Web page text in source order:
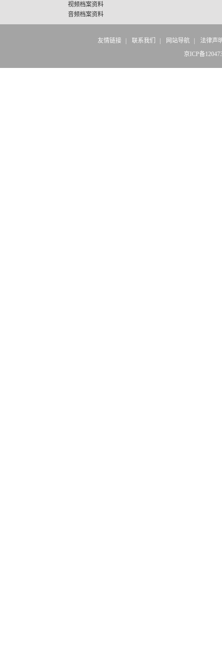
视频档案资料
音频档案资料
友情链接 联系我们 网站导航
法律声
京ICP备